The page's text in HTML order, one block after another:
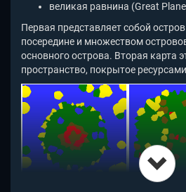
великая равнина (Great
Первая представляет собой
посередине и множеством
основного острова. Вторая карта
пространство, покрытое